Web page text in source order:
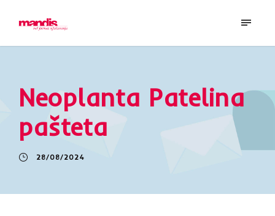
Neoplanta Patelina
pašteta
28/08/2024